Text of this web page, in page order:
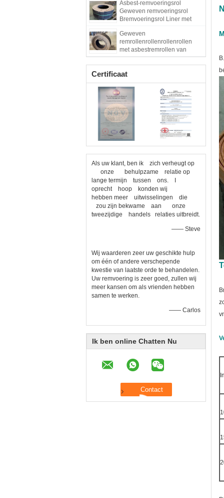
Asbest-remvoeringsrol
Geweven remvoeringsrol
Bremvoeringsrol Liner met
Geweven
remrollenrollenrollenrollen
met asbestremrollen van
koper
Certificaat
Als uw klant, ben ik zich verheugt op
onze behulpzame relatie op
lange termijn tussen ons. I
oprecht hoop konden wij
hebben meer uitwisselingen die
zou zijn bekwame aan onze
tweezijdige handels relaties uitbreidt.
—— Steve
Wij waarderen zeer uw geschikte hulp
om één of andere verschepende
kwestie van laatste orde te behandelen.
Uw remvoering is zeer goed, zullen wij
meer kansen om als vrienden hebben
samen te werken.
—— Carlos
Ik ben online Chatten Nu
B.